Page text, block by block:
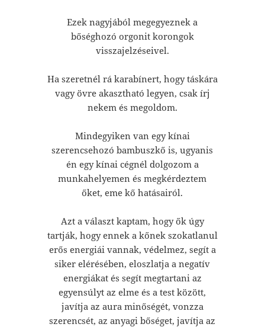
Ezek nagyjából megegyeznek a
bőséghozó orgonit korongok
visszajelzéseivel.
Ha szeretnél rá karabínert, hogy táskára
vagy övre akasztható legyen, csak írj
nekem és megoldom.
Mindegyiken van egy kínai
szerencsehozó bambuszkő is, ugyanis
én egy kínai cégnél dolgozom a
munkahelyemen és megkérdeztem
őket, eme kő hatásairól.
Azt a választ kaptam, hogy ők úgy
tartják, hogy ennek a kőnek szokatlanul
erős energiái vannak, védelmez, segít a
siker elérésében, eloszlatja a negatív
energiákat és segít megtartani az
egyensúlyt az elme és a test között,
javítja az aura minőségét, vonzza
szerencsét, az anyagi bőséget, javítja az